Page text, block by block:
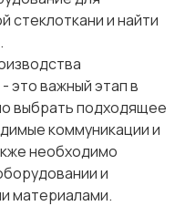
стеклоткани и найти
это важный этап в
выбрать подходящее
коммуникации и
необходимо
и
материалами.